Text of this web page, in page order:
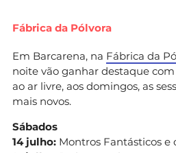
Fábrica da Pólvora
Em Barcarena, na Fábrica da
noite vão ganhar destaque com
ao ar livre, aos domingos, as
mais novos.
Sábados
14 julho: Montros Fantásticos e